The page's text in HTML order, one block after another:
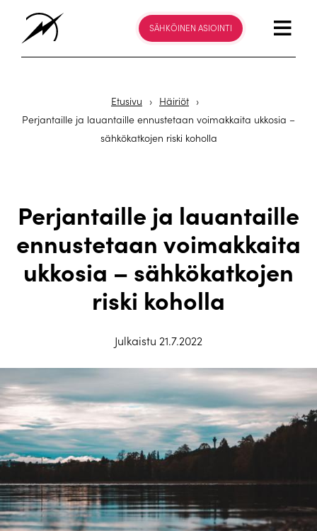
SÄHKÖINEN ASIOINTI
Etusivu › Häiriöt ›
Perjantaille ja lauantaille ennustetaan voimakkaita ukkosia –
sähkökatkojen riski koholla
Perjantaille ja lauantaille
ennustetaan voimakkaita
ukkosia – sähkökatkojen
riski koholla
Julkaistu 21.7.2022